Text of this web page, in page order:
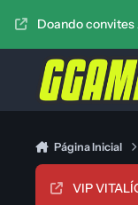
Doando convites
Página Inicial
VIP